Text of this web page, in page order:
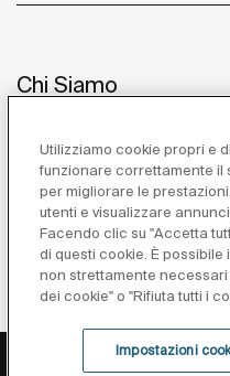
Chi Siamo
Ispirazione
Privacy Policy
Utilizziamo cookie propri e
funzionare correttamente il
per migliorare le
utenti e visualizzare
Facendo clic su "Accetta
di questi cookie. È
non strettamente
dei cookie" o "Rifiuta tutti i
Impostazioni